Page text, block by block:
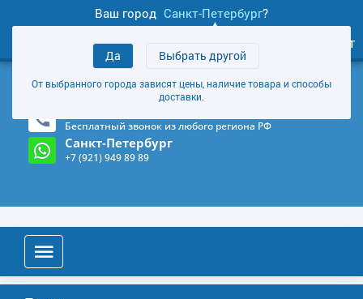
Ваш город Санкт-Петербург?
Да Выбрать другой
От выбранного города зависят цены, наличие товара и способы
доставки.
товаров
Личный кабинет
+7 (921) 949 89 89
Магазин и склад в Санкт-Петербурге (Карта)
Бесплатный звонок из любого региона РФ
Санкт-Петербург
+7 (921) 949 89 89